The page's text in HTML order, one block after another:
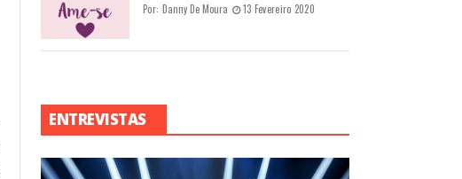
Por: Danny De Moura 13 Fevereiro 2020
ENTREVISTAS